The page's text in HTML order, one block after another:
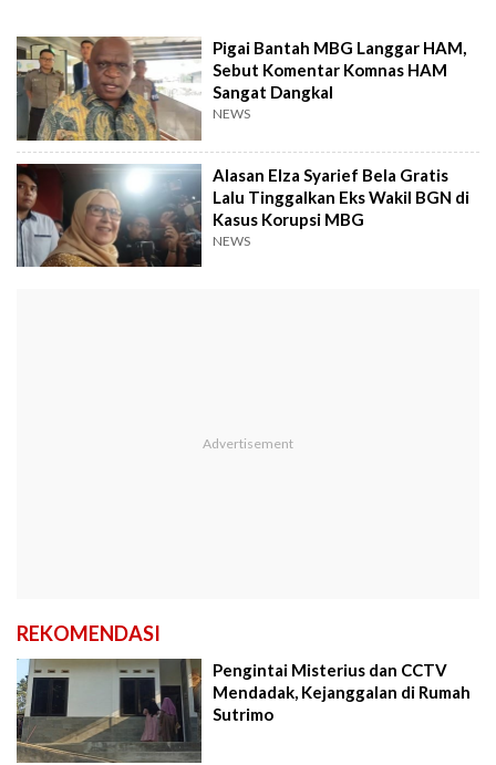
Pigai Bantah MBG Langgar HAM,
Sebut Komentar Komnas HAM
Sangat Dangkal
NEWS
Alasan Elza Syarief Bela Gratis
Lalu Tinggalkan Eks Wakil BGN di
Kasus Korupsi MBG
NEWS
REKOMENDASI
Pengintai Misterius dan CCTV
Mendadak, Kejanggalan di Rumah
Sutrimo